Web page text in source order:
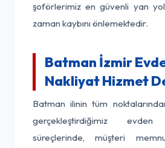
şoförlerimiz en güvenli yan
zaman kaybını önlemektedir.
Batman İzmir
Nakliyat Hizmet
Batman ilinin tüm
gerçekleştirdiğimiz
süreçlerinde, müşteri